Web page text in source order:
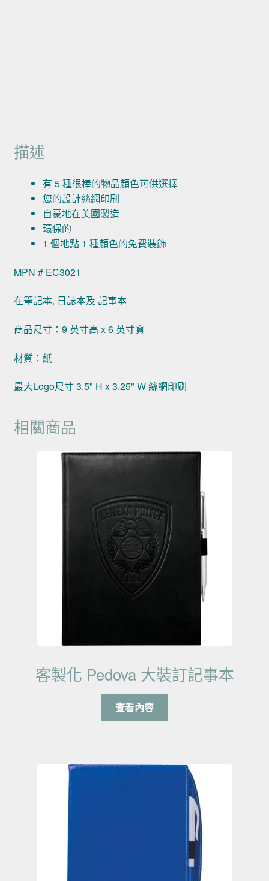
描述
有 5 種很棒的物品顏色可供選擇
您的設計絲網印刷
自豪地在美國製造
環保的
1 個地點 1 種顏色的免費裝飾
MPN # EC3021
在筆記本, 日誌本及 記事本
商品尺寸：9 英寸高 x 6 英寸寬
材質：紙
最大Logo尺寸 3.5" H x 3.25" W 絲網印刷
相關商品
客製化 Pedova 大裝訂記事本
查看內容